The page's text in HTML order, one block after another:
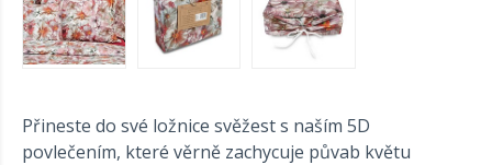
Přineste do své ložnice svěžest s naším 5D
povlečením, které věrně zachycuje půvab květu